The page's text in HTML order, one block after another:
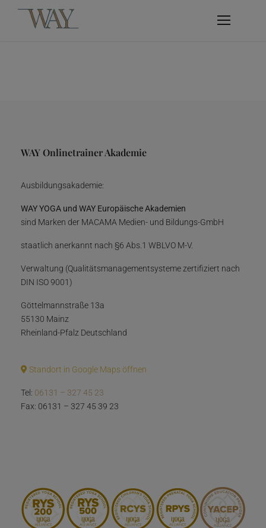
WAY Onlinetrainer Akademie
Ausbildungsakademie:
WAY YOGA und WAY Europäische Akademien
sind Marken der MACAMA Medien- und Bildungs-GmbH
staatlich anerkannt nach §6 Abs.1 WBLVO M-V.
Verwaltung (Qualitätsmanagementsysteme zertifiziert nach
DIN ISO 9001)
Göttelmannstraße 13a
55130 Mainz
Rheinland-Pfalz Deutschland
Standort in Google Maps öffnen
Tel: 06131 – 327 45 23
Fax: 06131 – 327 45 39 23